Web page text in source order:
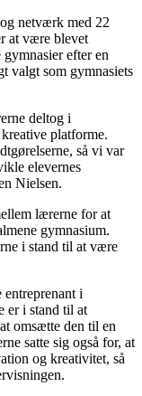
netværk med 22
at være blevet
efter en
valgt som gymnasiets
deltog i
platforme.
så vi var
elevernes
Nielsen.
lærerne for at
gymnasium.
i stand til at være
i
er i stand til at
omsætte den til en
satte sig også for, at
og kreativitet, så